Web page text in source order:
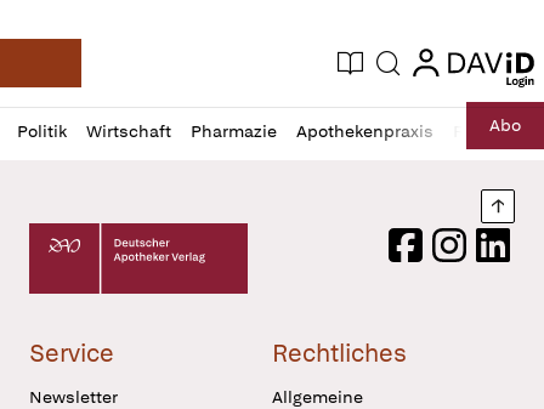
Deutsche Apotheker Zeitung
Aktuelle Ausgabe
Suche login
login
Politik Wirtschaft Pharmazie Apothekenpraxis RechtAbo
Profil
öffnen
Daz
Pur
Deutscher Apotheker Verlag Logo
FacebookInstagram
Service
Newsletter
Rechtliches
Allgemeine